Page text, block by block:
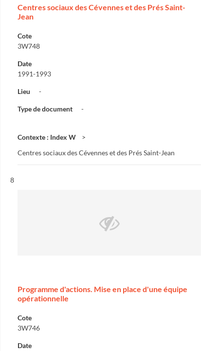
Centres sociaux des Cévennes et des Prés Saint-
Jean
Cote
3W748
Date
1991-1993
Lieu -
Type de document -
Contexte : Index W
Centres sociaux des Cévennes et des Prés Saint-Jean
Résultat n°
8
Programme d'actions. Mise en place d'une équipe
opérationnelle
Cote
3W746
Date